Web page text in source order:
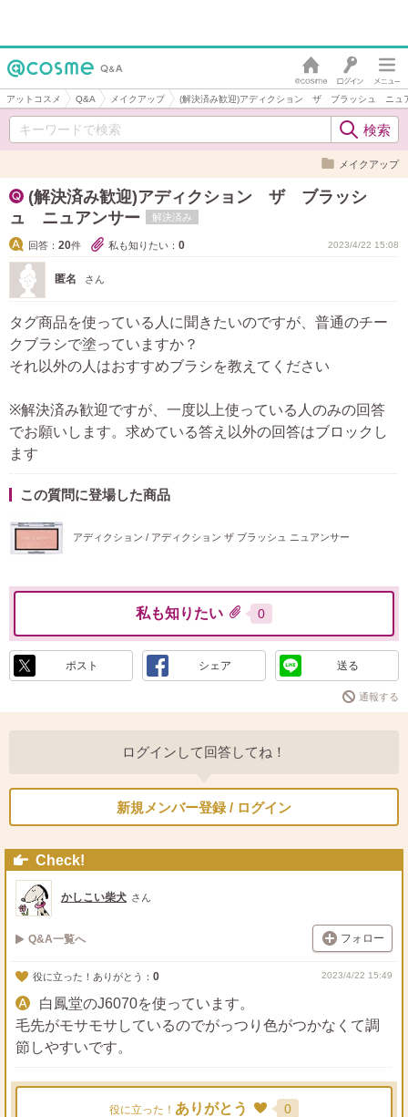
アットコスメ Q&A メイクアップ (解決済み歓迎)アディクション ザ ブラッシュ ニュ
メイクアップ
(解決済み歓迎)アディクション ザ ブラッシ
ュ ニュアンサー
解決済み
回答： 20件 私も知りたい： 0 2023/4/22 15:08
匿名 さん
タグ商品を使っている人に聞きたいのですが、普通のチー
クブラシで塗っていますか？
それ以外の人はおすすめブラシを教えてください
※解決済み歓迎ですが、一度以上使っている人のみの回答
でお願いします。求めている答え以外の回答はブロックし
ます
この質問に登場した商品
アディクション / アディクション ザ ブラッシュ ニュアンサー
私も知りたい 0
ポスト シェア 送る
通報する
ログインして回答してね！
新規メンバー登録 / ログイン
Check!
かしこい柴犬 さん
Q&A一覧へ フォロー
役に立った！ありがとう： 0 2023/4/22 15:49
白鳳堂のJ6070を使っています。
毛先がモサモサしているのでがっつり色がつかなくて調
節しやすいです。
役に立った！ ありがとう 0